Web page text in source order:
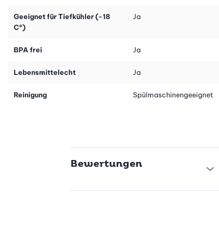
Geeignet für Tiefkühler (-18
C°)
Ja
BPA frei Ja
Lebensmittelecht Ja
Reinigung Spülmaschinengeeignet
Bewertungen